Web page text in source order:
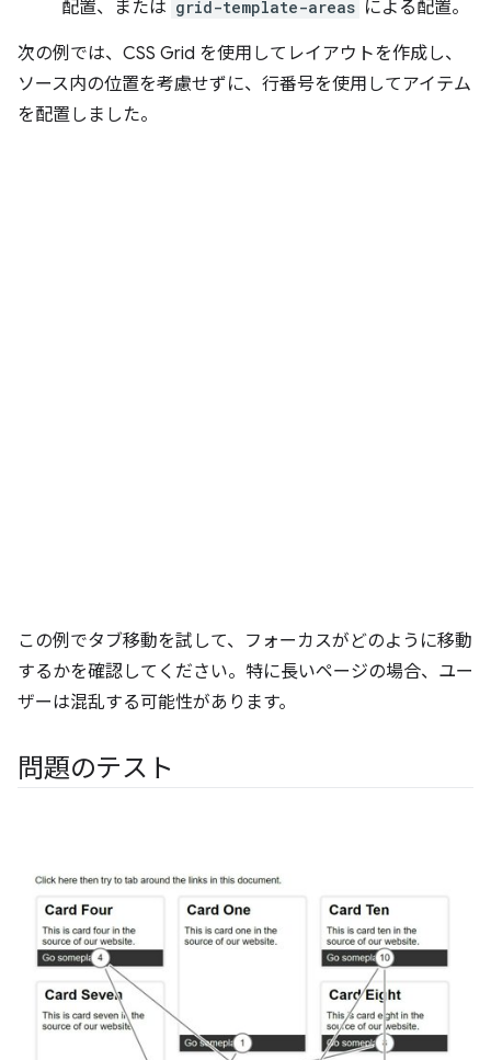
配置、または grid-template-areas による配置。
次の例では、CSS Grid を使用してレイアウトを作成し、
ソース内の位置を考慮せずに、行番号を使用してアイテム
を配置しました。
この例でタブ移動を試して、フォーカスがどのように移動
するかを確認してください。特に長いページの場合、ユー
ザーは混乱する可能性があります。
問題のテスト